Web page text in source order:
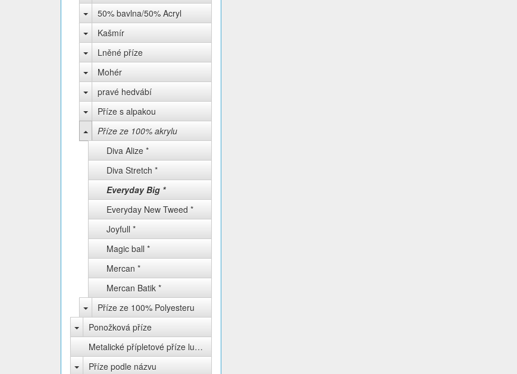
50% bavlna/50% Acryl
Kašmír
Lněné příze
Mohér
pravé hedvábí
Příze s alpakou
Příze ze 100% akrylu
Diva Alize *
Diva Stretch *
Everyday Big *
Everyday New Tweed *
Joyfull *
Magic ball *
Mercan *
Mercan Batik *
Příze ze 100% Polyesteru
Ponožková příze
Metalické přípletové příze lurex
Příze podle názvu